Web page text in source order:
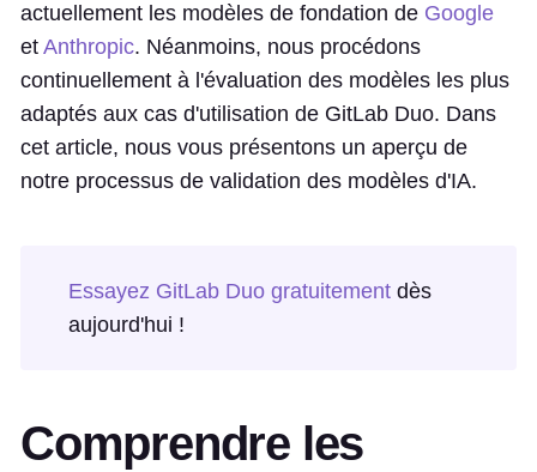
actuellement les modèles de fondation de Google
et Anthropic. Néanmoins, nous procédons
continuellement à l'évaluation des modèles les plus
adaptés aux cas d'utilisation de GitLab Duo. Dans
cet article, nous vous présentons un aperçu de
notre processus de validation des modèles d'IA.
Essayez GitLab Duo gratuitement dès
aujourd'hui !
Comprendre les